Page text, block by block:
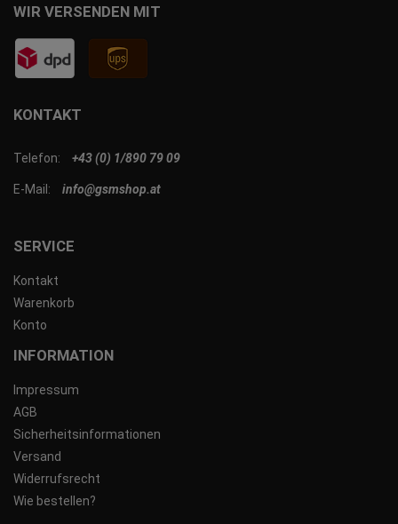
SERVICE
Kontakt
Warenkorb
Konto
INFORMATION
Impressum
AGB
Sicherheitsinformationen
Versand
Widerrufsrecht
Wie bestellen?
KONTAKT
Telefon: +43 (0) 1/890 79 09
E-Mail: info@gsmshop.at
WIR VERSENDEN MIT